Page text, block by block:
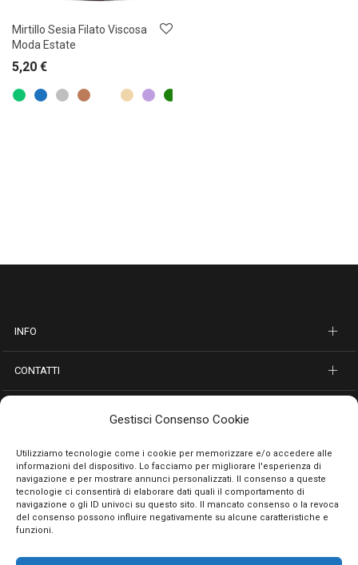
Gestisci Consenso Cookie
Utilizziamo tecnologie come i cookie per memorizzare e/o accedere alle
informazioni del dispositivo. Lo facciamo per migliorare l'esperienza di
navigazione e per mostrare annunci personalizzati. Il consenso a queste
tecnologie ci consentirà di elaborare dati quali il comportamento di
navigazione o gli ID univoci su questo sito. Il mancato consenso o la revoca
del consenso possono influire negativamente su alcune caratteristiche e
funzioni.
Mirtillo Sesia Filato Viscosa
Moda Estate
5,20 €
INFO
CONTATTI
PAGAMENTI SICURI